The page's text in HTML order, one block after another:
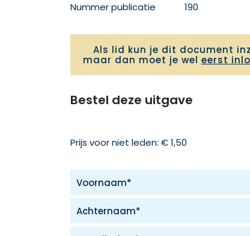
Nummer publicatie
190
Als lid kun je dit document
maar dan moet je wel eerst
Bestel deze uitgave
Prijs voor niet leden: € 1,50